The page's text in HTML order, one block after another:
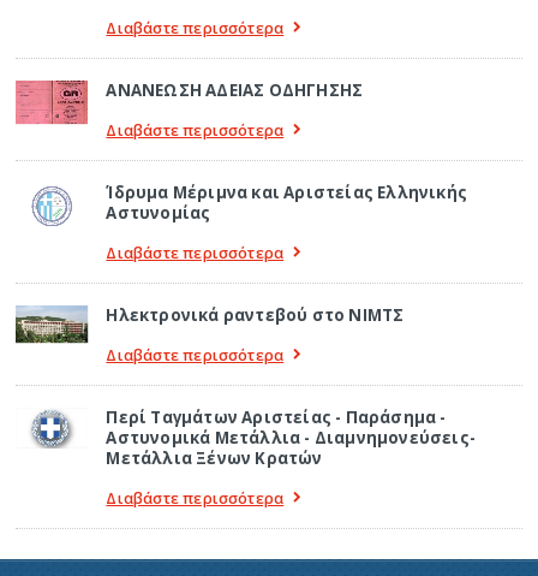
Διαβάστε περισσότερα
ΑΝΑΝΕΩΣΗ ΑΔΕΙΑΣ ΟΔΗΓΗΣΗΣ
Διαβάστε περισσότερα
Ίδρυμα Μέριμνα και Αριστείας Ελληνικής
Αστυνομίας
Διαβάστε περισσότερα
Ηλεκτρονικά ραντεβού στο ΝΙΜΤΣ
Διαβάστε περισσότερα
Περί Ταγμάτων Αριστείας - Παράσημα -
Αστυνομικά Μετάλλια - Διαμνημονεύσεις-
Μετάλλια Ξένων Κρατών
Διαβάστε περισσότερα